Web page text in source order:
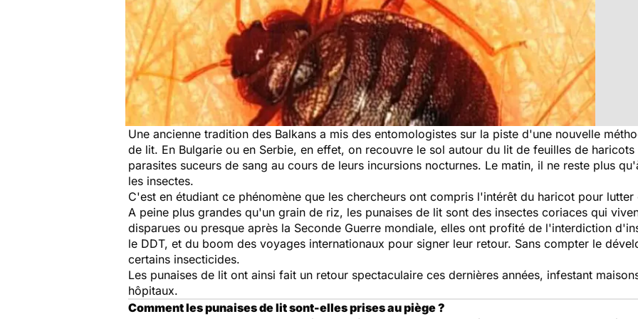
Une ancienne tradition des Balkans a mis des entomologistes sur la piste d'une nouvelle
de lit. En Bulgarie ou en Serbie, en effet, on recouvre le sol autour du lit de feuilles de
parasites suceurs de sang au cours de leurs incursions nocturnes. Le matin, il ne reste plus
les insectes.
C'est en étudiant ce phénomène que les chercheurs ont compris l'intérêt du haricot pour
A peine plus grandes qu'un grain de riz, les punaises de lit sont des insectes coriaces qui
disparues ou presque après la Seconde Guerre mondiale, elles ont profité de l'interdiction
le DDT, et du boom des voyages internationaux pour signer leur retour. Sans compter le
certains insecticides.
Les punaises de lit ont ainsi fait un retour spectaculaire ces dernières années, infestant
hôpitaux.
Comment les punaises de lit sont-elles prises au piège ?